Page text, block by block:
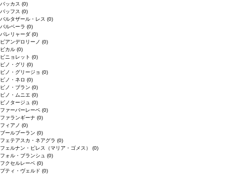
バッカス (0)
バッフス (0)
バルタザール・レス (0)
バルベーラ (0)
パレリャーダ (0)
ピアンデロリーノ (0)
ビカル (0)
ピニョレット (0)
ピノ・グリ (0)
ピノ・グリージョ (0)
ピノ・ネロ (0)
ピノ・ブラン (0)
ピノ・ムニエ (0)
ピノタージュ (0)
ファーバーレーベ (0)
ファランギーナ (0)
フィアノ (0)
ブールブーラン (0)
フェテアスカ・ネアグラ (0)
フェルナン・ピレス（マリア・ゴメス） (0)
フォル・ブランシュ (0)
フクセルレーベ (0)
プティ・ヴェルド (0)